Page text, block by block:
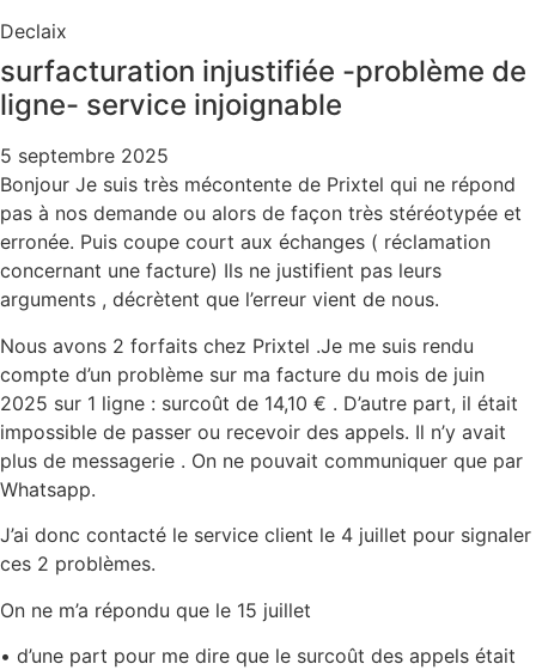
Declaix
surfacturation injustifiée -problème de
ligne- service injoignable
5 septembre 2025
Bonjour Je suis très mécontente de Prixtel qui ne répond
pas à nos demande ou alors de façon très stéréotypée et
erronée. Puis coupe court aux échanges ( réclamation
concernant une facture) Ils ne justifient pas leurs
arguments , décrètent que l’erreur vient de nous.
Nous avons 2 forfaits chez Prixtel .Je me suis rendu
compte d’un problème sur ma facture du mois de juin
2025 sur 1 ligne : surcoût de 14,10 € . D’autre part, il était
impossible de passer ou recevoir des appels. Il n’y avait
plus de messagerie . On ne pouvait communiquer que par
Whatsapp.
J’ai donc contacté le service client le 4 juillet pour signaler
ces 2 problèmes.
On ne m’a répondu que le 15 juillet
• d’une part pour me dire que le surcoût des appels était